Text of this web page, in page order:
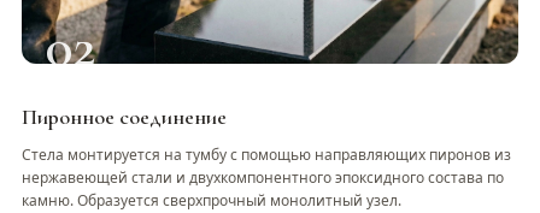
02
Пиронное соединение
Стела монтируется на тумбу с помощью направляющих пиронов из
нержавеющей стали и двухкомпонентного эпоксидного состава по
камню. Образуется сверхпрочный монолитный узел.